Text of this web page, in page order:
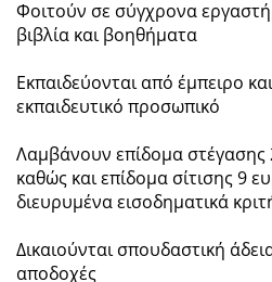
Φοιτούν σε σύγχρονα
βιβλία και βοηθήματα
Εκπαιδεύονται από έμπειρο
εκπαιδευτικό προσωπικό
Λαμβάνουν επίδομα στέγασης
καθώς και επίδομα σίτισης 9
διευρυμένα εισοδηματικά
Δικαιούνται σπουδαστική
αποδοχές